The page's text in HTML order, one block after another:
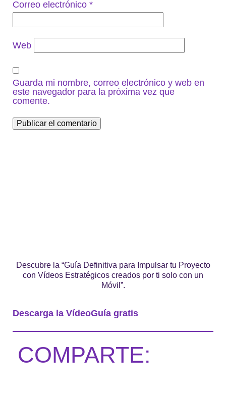
Correo electrónico *
Web
Guarda mi nombre, correo electrónico y web en
este navegador para la próxima vez que
comente.
Descubre la “Guía Definitiva para Impulsar tu Proyecto
con Vídeos Estratégicos creados por ti solo con un
Móvil”.
Descarga la VídeoGuía gratis
COMPARTE: